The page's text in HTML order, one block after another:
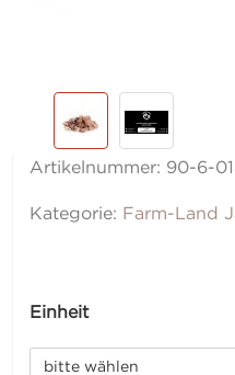
Artikelnummer: 90-6-
Kategorie: Farm-Land
Einheit
bitte wählen